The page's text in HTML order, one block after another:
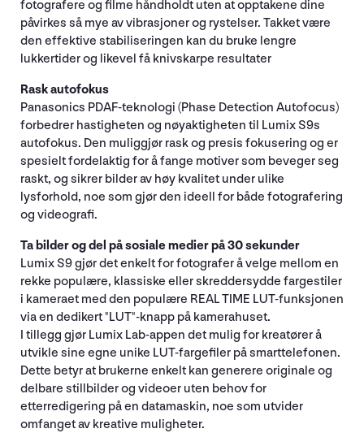
fotografere og filme håndholdt uten at opptakene dine
påvirkes så mye av vibrasjoner og rystelser. Takket være
den effektive stabiliseringen kan du bruke lengre
lukkertider og likevel få knivskarpe resultater
Rask autofokus
Panasonics PDAF-teknologi (Phase Detection Autofocus)
forbedrer hastigheten og nøyaktigheten til Lumix S9s
autofokus. Den muliggjør rask og presis fokusering og er
spesielt fordelaktig for å fange motiver som beveger seg
raskt, og sikrer bilder av høy kvalitet under ulike
lysforhold, noe som gjør den ideell for både fotografering
og videografi.
Ta bilder og del på sosiale medier på 30 sekunder
Lumix S9 gjør det enkelt for fotografer å velge mellom en
rekke populære, klassiske eller skreddersydde fargestiler
i kameraet med den populære REAL TIME LUT-funksjonen
via en dedikert "LUT"-knapp på kamerahuset.
I tillegg gjør Lumix Lab-appen det mulig for kreatører å
utvikle sine egne unike LUT-fargefiler på smarttelefonen.
Dette betyr at brukerne enkelt kan generere originale og
delbare stillbilder og videoer uten behov for
etterredigering på en datamaskin, noe som utvider
omfanget av kreative muligheter.